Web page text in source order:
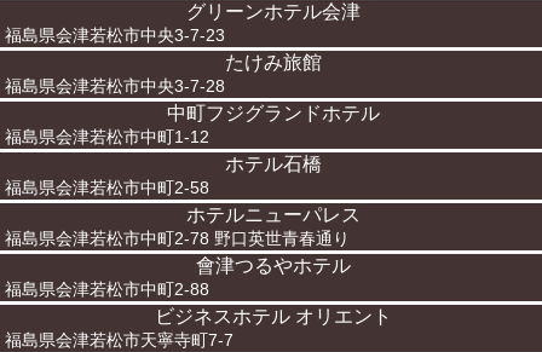
グリーンホテル会津
福島県会津若松市中央3-7-23
たけみ旅館
福島県会津若松市中央3-7-28
中町フジグランドホテル
福島県会津若松市中町1-12
ホテル石橋
福島県会津若松市中町2-58
ホテルニューパレス
福島県会津若松市中町2-78 野口英世青春通り
會津つるやホテル
福島県会津若松市中町2-88
ビジネスホテル オリエント
福島県会津若松市天寧寺町7-7